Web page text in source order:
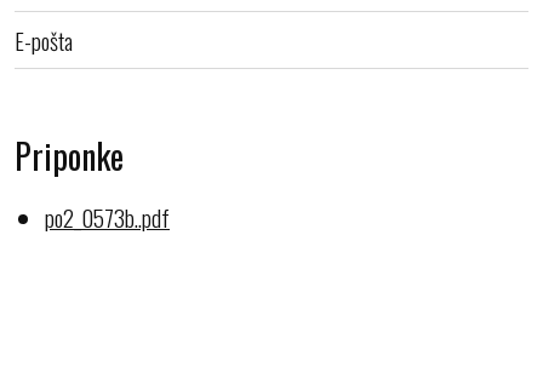
E-pošta
Priponke
po2_0573b..pdf